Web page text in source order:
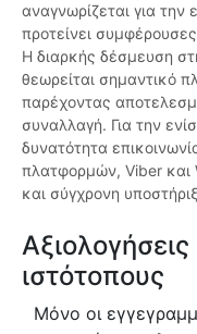
αναγνωρίζεται για την
προτείνει
Η διαρκής δέσμευση
θεωρείται σημαντικό
παρέχοντας
συναλλαγή. Για την
δυνατότητα
πλατφορμών, Viber
και σύγχρονη
ιστότοπους
Μόνο οι